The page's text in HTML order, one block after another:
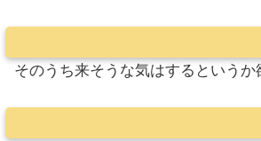
そのうち来そうな気はするという